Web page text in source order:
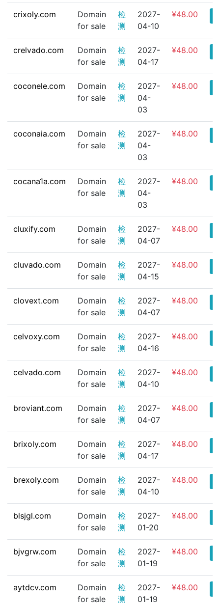
crixoly.com
Domain
for sale
检
测
2027-
04-10
¥48.00
crelvado.com
Domain
for sale
检
测
2027-
04-17
¥48.00
coconele.com
Domain
for sale
检
测
2027-
04-
03
¥48.00
coconaia.com
Domain
for sale
检
测
2027-
04-
03
¥48.00
cocana1a.com
Domain
for sale
检
测
2027-
04-
03
¥48.00
cluxify.com
Domain
for sale
检
测
2027-
04-07
¥48.00
cluvado.com
Domain
for sale
检
测
2027-
04-15
¥48.00
clovext.com
Domain
for sale
检
测
2027-
04-07
¥48.00
celvoxy.com
Domain
for sale
检
测
2027-
04-16
¥48.00
celvado.com
Domain
for sale
检
测
2027-
04-10
¥48.00
broviant.com
Domain
for sale
检
测
2027-
04-07
¥48.00
brixoly.com
Domain
for sale
检
测
2027-
04-17
¥48.00
brexoly.com
Domain
for sale
检
测
2027-
04-10
¥48.00
blsjgl.com
Domain
for sale
检
测
2027-
01-20
¥48.00
bjvgrw.com
Domain
for sale
检
测
2027-
01-19
¥48.00
aytdcv.com
Domain
for sale
检
测
2027-
01-19
¥48.00